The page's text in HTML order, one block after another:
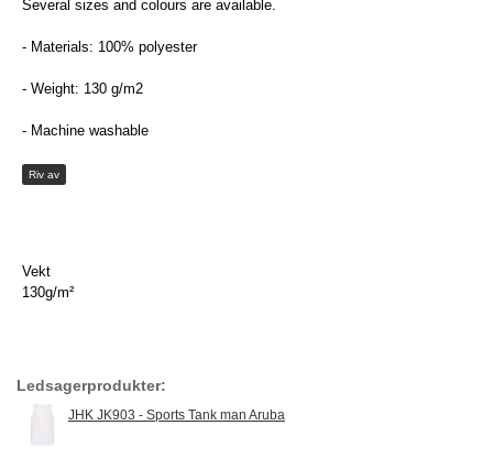
Several sizes and colours are available.
- Materials: 100% polyester
- Weight: 130 g/m2
- Machine washable
Riv av
Vekt
130g/m²
Ledsagerprodukter:
JHK JK903 - Sports Tank man Aruba